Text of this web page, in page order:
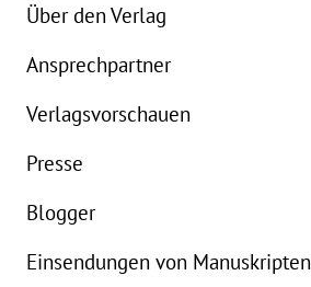
Über den Verlag
Ansprechpartner
Verlagsvorschauen
Presse
Blogger
Einsendungen von Manuskripten